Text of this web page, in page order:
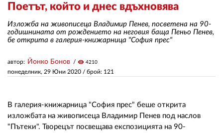
Поетът, който и днес вдъхновява
Изложба на живописеца Владимир Пенев, посветена на 90-
годишнината от рождението на неговия баща Пеньо Пенев,
бе открита в галерия-книжарница "София прес"
понеделник, 29 Юни 2020 / брой: 121
автор: Йонко Бонов visibility 4210
В галерия-книжарница "София прес" беше открита
изложбата на живописеца Владимир Пенев под наслов
"Пътеки". Творецът посвещава експозицията на 90-
ДРУГИ
ЗА НАС
АВТОРИ
КОНТАКТИ
РЕКЛАМА